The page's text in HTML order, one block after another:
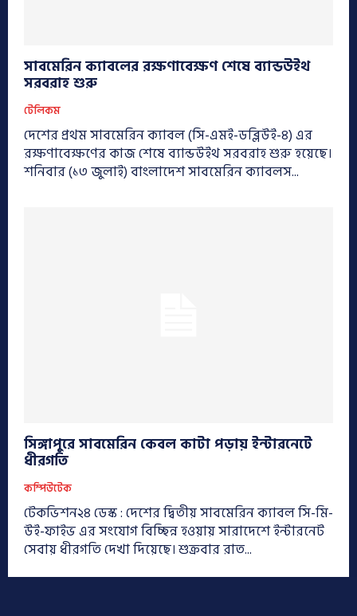
সাবমেরিন ক্যাবলের রক্ষণাবেক্ষণ শেষে ব্যান্ডউইথ
সরবরাহ শুরু
টেলিকম
দেশের প্রথম সাবমেরিন ক্যাবল (সি-এমই-ডব্লিউই-৪) এর
রক্ষণাবেক্ষণের কাজ শেষে ব্যান্ডউইথ সরবরাহ শুরু হয়েছে।
শনিবার (১৩ জুলাই) বাংলাদেশ সাবমেরিন ক্যাবলস...
সিঙ্গাপুরে সাবমেরিন কেবল কাটা পড়ায় ইন্টারনেটে
ধীরগতি
কম্পিউটেক
টেকভিশন২৪ ডেস্ক : দেশের দ্বিতীয় সাবমেরিন ক্যাবল সি-মি-
উই-ফাইভ এর সংযোগ বিচ্ছিন্ন হওয়ায় সারাদেশে ইন্টারনেট
সেবায় ধীরগতি দেখা দিয়েছে। শুক্রবার রাত...